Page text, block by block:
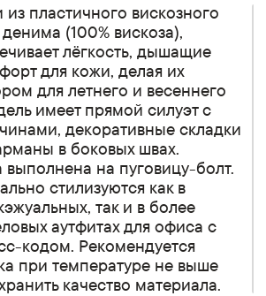
пластичного вискозного
(100% вискоза),
лёгкость, дышащие
для кожи, делая их
для летнего и весеннего
имеет прямой силуэт с
декоративные складки
в боковых швах.
выполнена на пуговицу-болт.
стилизуются как в
так и в более
аутфитах для офиса с
кодом. Рекомендуется
при температуре не выше
качество материала.